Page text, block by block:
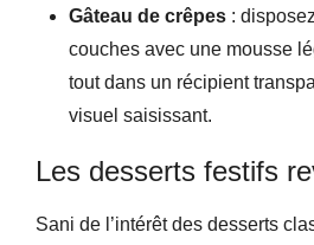
Gâteau de crêpes :
couches avec une mousse
tout dans un récipient
visuel saisissant.
Les desserts festifs
Sani de l’intérêt des desserts